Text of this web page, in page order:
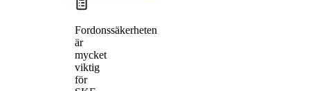
Fordonssäkerheten
är
mycket
viktig
för